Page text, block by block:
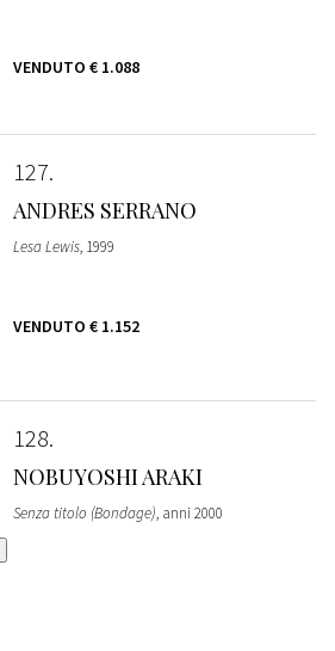
VENDUTO € 1.088
127
ANDRES SERRANO
Lesa Lewis, 1999
VENDUTO € 1.152
128
NOBUYOSHI ARAKI
Senza titolo (Bondage), anni 2000